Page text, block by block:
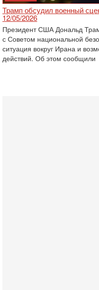
Трамп обсудил военный
12/05/2026
Президент США Дональд
с Советом национальной
ситуация вокруг Ирана и
действий. Об этом сообщили